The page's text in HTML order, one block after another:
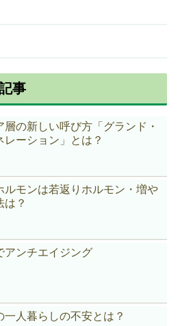
事
層の新しい呼び方「グランド・
レーション」とは？
ルモンは若返りホルモン・増や
は？
アンチエイジング
一人暮らしの不安とは？